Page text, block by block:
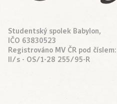
Studentský spolek Babylon,
IČO 63830523
Registrováno MV ČR pod číslem:
II/s - OS/1-28 255/95-R